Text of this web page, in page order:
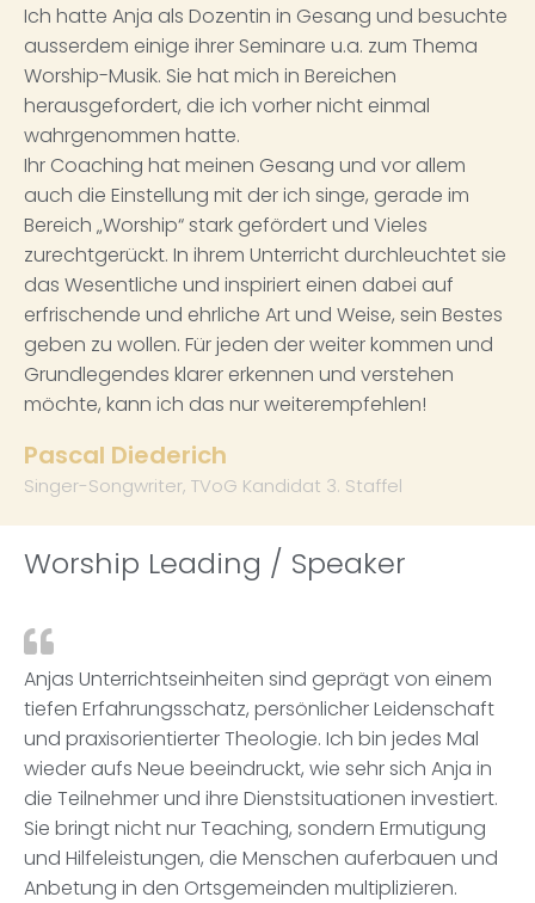
Ich hatte Anja als Dozentin in Gesang und besuchte
ausserdem einige ihrer Seminare u.a. zum Thema
Worship-Musik. Sie hat mich in Bereichen
herausgefordert, die ich vorher nicht einmal
wahrgenommen hatte.
Ihr Coaching hat meinen Gesang und vor allem
auch die Einstellung mit der ich singe, gerade im
Bereich „Worship“ stark gefördert und Vieles
zurechtgerückt. In ihrem Unterricht durchleuchtet sie
das Wesentliche und inspiriert einen dabei auf
erfrischende und ehrliche Art und Weise, sein Bestes
geben zu wollen. Für jeden der weiter kommen und
Grundlegendes klarer erkennen und verstehen
möchte, kann ich das nur weiterempfehlen!
Pascal Diederich
Singer-Songwriter, TVoG Kandidat 3. Staffel
Worship Leading / Speaker
Anjas Unterrichtseinheiten sind geprägt von einem
tiefen Erfahrungsschatz, persönlicher Leidenschaft
und praxisorientierter Theologie. Ich bin jedes Mal
wieder aufs Neue beeindruckt, wie sehr sich Anja in
die Teilnehmer und ihre Dienstsituationen investiert.
Sie bringt nicht nur Teaching, sondern Ermutigung
und Hilfeleistungen, die Menschen auferbauen und
Anbetung in den Ortsgemeinden multiplizieren.